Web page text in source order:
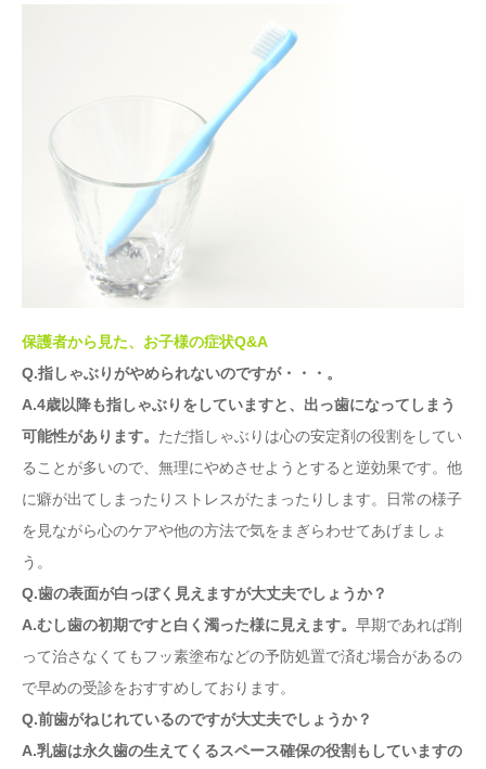
保護者から見た、お子様の症状Q&A
Q.指しゃぶりがやめられないのですが・・・。
A.4歳以降も指しゃぶりをしていますと、出っ歯になってしまう
可能性があります。 ただ指しゃぶりは心の安定剤の役割をしてい
ることが多いので、無理にやめさせようとすると逆効果です。他
に癖が出てしまったりストレスがたまったりします。日常の様子
を見ながら心のケアや他の方法で気をまぎらわせてあげましょ
う。
Q.歯の表面が白っぽく見えますが大丈夫でしょうか？
A.むし歯の初期ですと白く濁った様に見えます。 早期であれば削
って治さなくてもフッ素塗布などの予防処置で済む場合があるの
で早めの受診をおすすめしております。
Q.前歯がねじれているのですが大丈夫でしょうか？
A.乳歯は永久歯の生えてくるスペース確保の役割もしていますの